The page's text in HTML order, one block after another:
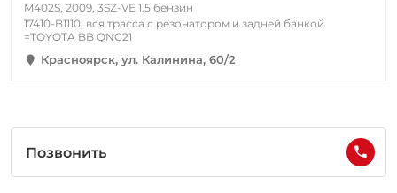
M402S, 2009, 3SZ-VE 1.5 бензин
17410-B1110, вся трасса с резонатором и задней банкой
=TOYOTA BB QNC21
Красноярск, ул. Калинина, 60/2
Позвонить